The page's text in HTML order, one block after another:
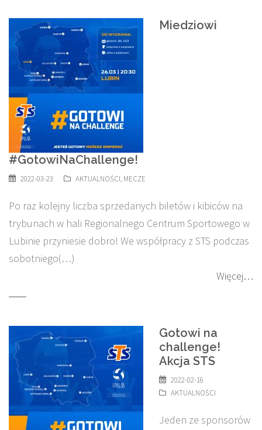
Miedziowi
#GotowiNaChallenge!
2022-03-23 AKTUALNOŚCI, MECZE
Po raz kolejny liczba sprzedanych biletów i kibiców na
trybunach w hali Regionalnego Centrum Sportowego w
Lubinie przyniesie dobro! We współpracy z STS podczas
sobotniego(…)
Więcej…
Gotowi na
challenge!
Akcja STS
2022-02-16
AKTUALNOŚCI
Jeden ze sponsorów